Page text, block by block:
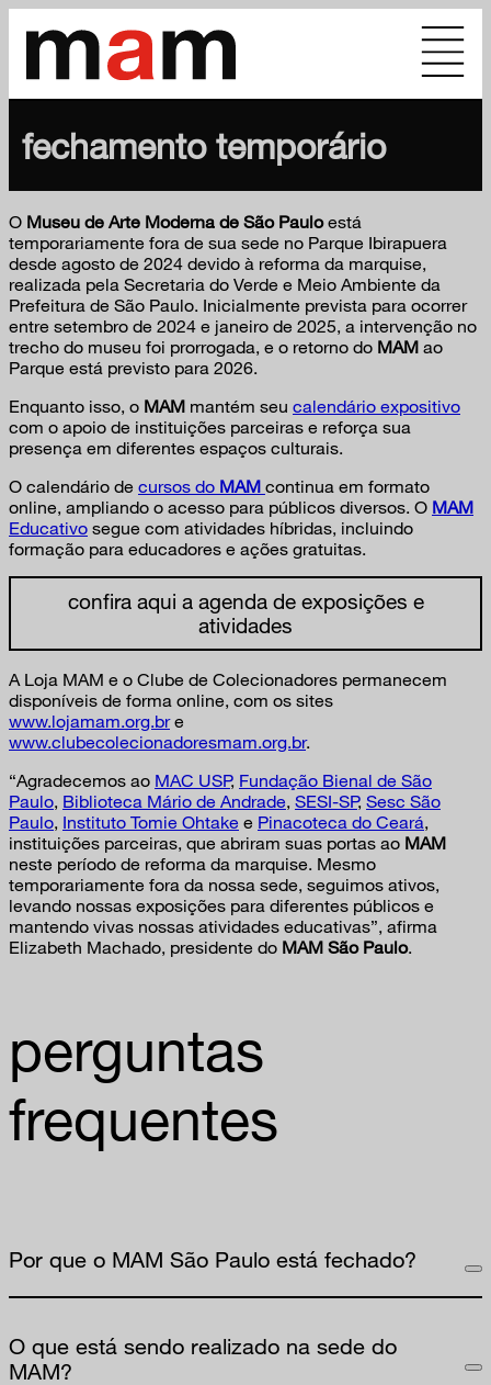
fechamento temporário
O Museu de Arte Moderna de São Pauloestá
temporariamente fora de sua sede no Parque Ibirapuera
desde agosto de 2024 devido à reforma da marquise,
realizada pela Secretaria do Verde e Meio Ambiente da
Prefeitura de São Paulo. Inicialmente prevista para ocorrer
entre setembro de 2024 e janeiro de 2025, a intervenção no
trecho do museu foi prorrogada, e o retorno do MAM ao
Parque está previsto para 2026.
Enquanto isso, o MAM mantém seu calendário expositivo
com o apoio de instituições parceiras e reforça sua
presença em diferentes espaços culturais.
O calendário de cursos do MAM continua em formato
online, ampliando o acesso para públicos diversos. O MAM
Educativo segue com atividades híbridas, incluindo
formação para educadores e ações gratuitas.
confira aqui a agenda de exposições e
atividades
A Loja MAM e o Clube de Colecionadores permanecem
disponíveis de forma online, com os sites
www.lojamam.org.bre
www.clubecolecionadoresmam.org.br.
“Agradecemos ao MAC USP, Fundação Bienal de São
Paulo Biblioteca Mário de Andrade SESI-SP, Sesc São
Paulo Instituto Tomie Ohtake e Pinacoteca do Ceará
instituições parceiras, que abriram suas portas ao MAM
neste período de reforma da marquise. Mesmo
temporariamente fora da nossa sede, seguimos ativos,
levando nossas exposições para diferentes públicos e
mantendo vivas nossas atividades educativas”, afirma
Elizabeth Machado, presidente do MAM São Paulo.
perguntas
frequentes
Por que o MAM São Paulo está fechado?
O que está sendo realizado na sede do
MAM?